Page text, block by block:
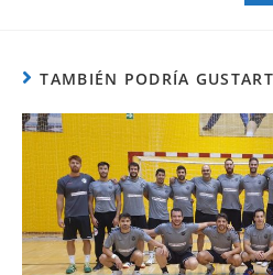
TAMBIÉN PODRÍA